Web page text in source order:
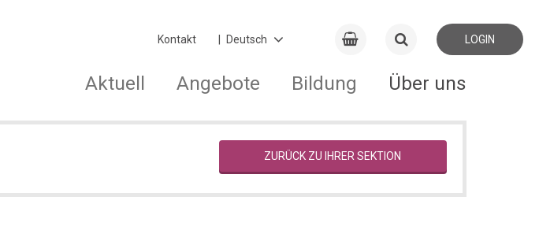
Kontakt LOGIN
Aktuell Angebote Bildung Über uns
ZURÜCK ZU IHRER SEKTION